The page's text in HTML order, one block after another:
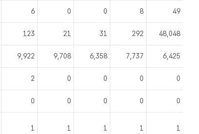
6 0 0 8 49
123 21 31 292 48,048
9,922 9,708 6,358 7,737 6,425
2 0 0 0 0
0 0 0 0 0
1 1 1 1 1